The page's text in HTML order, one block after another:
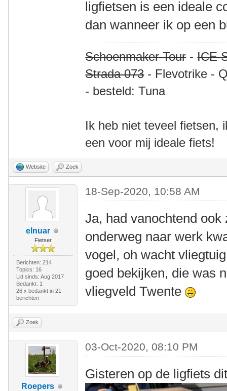
ligfietsen is een ideale
dan wanneer ik op een
Schoenmaker Tour-ICE
Strada 073- Flevotrike -
- besteld: Tuna
Ik heb niet teveel fietsen,
een voor mij ideale fiets!
Website Zoek
elnuar
Fietser
Berichten: 214
Topics: 16
Lid sinds: Aug 2017
Bedankt: 1
26 x bedankt in 21
berichten
18-Sep-2020, 10:58 AM
Ja, had vanochtend
onderweg naar werk
vogel, oh wacht
goed bekijken, die was
vliegveld Twente
Zoek
Roepers
03-Oct-2020, 08:10 PM
Gisteren op de ligfiets